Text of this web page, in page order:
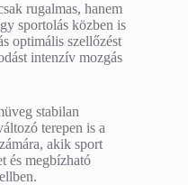
rugalmas, hanem
sportolás közben is
optimális szellőzést
intenzív mozgás
stabilan
terepen is a
akik sport
és megbízható